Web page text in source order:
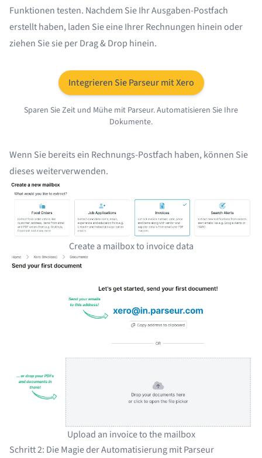
Funktionen testen. Nachdem Sie Ihr Ausgaben-Postfach
erstellt haben, laden Sie eine Ihrer Rechnungen hinein oder
ziehen Sie sie per Drag & Drop hinein.
Integrieren Sie Parseur mit Xero
Sparen Sie Zeit und Mühe mit Parseur. Automatisieren Sie Ihre
Dokumente.
Wenn Sie bereits ein Rechnungs-Postfach haben, können Sie
dieses weiterverwenden.
Create a mailbox to invoice data
Upload an invoice to the mailbox
Schritt 2: Die Magie der Automatisierung mit Parseur